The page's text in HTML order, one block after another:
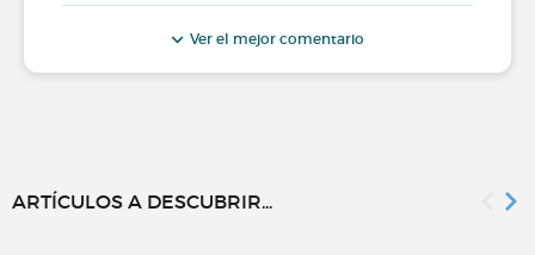
Ver el mejor comentario
ARTÍCULOS A DESCUBRIR...